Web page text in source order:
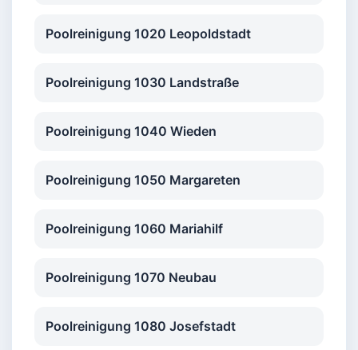
Poolreinigung 1020 Leopoldstadt
Poolreinigung 1030 Landstraße
Poolreinigung 1040 Wieden
Poolreinigung 1050 Margareten
Poolreinigung 1060 Mariahilf
Poolreinigung 1070 Neubau
Poolreinigung 1080 Josefstadt